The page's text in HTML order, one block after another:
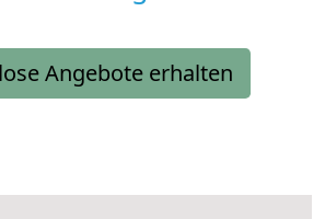
Angebote erhalten